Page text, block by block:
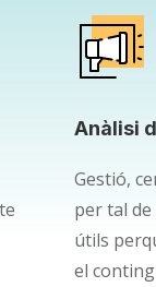
Anàlisi
Gestió,
per tal
útils
el